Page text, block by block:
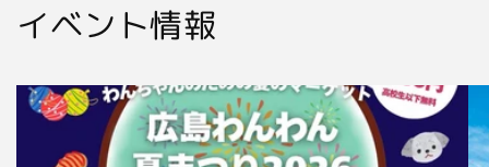
イベント情報